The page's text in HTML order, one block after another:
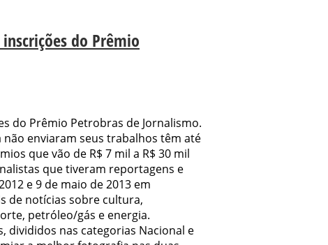
do Prêmio
do Prêmio Petrobras de Jornalismo.
enviaram seus trabalhos têm até
que vão de R$ 7 mil a R$ 30 mil
que tiveram reportagens e
e 9 de maio de 2013 em
de notícias sobre cultura,
petróleo/gás e energia.
divididos nas categorias Nacional e